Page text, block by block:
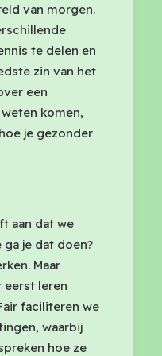
van morgen.
te delen en
zin van het
een
komen,
je gezonder
aan dat we
je dat doen?
Maar
eerst leren
faciliteren we
waarbij
hoe ze